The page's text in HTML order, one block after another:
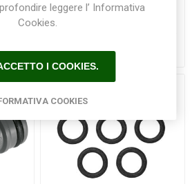
€6,50
leggere l’ Informativa
Cookies.
I COOKIES.
COOKIES